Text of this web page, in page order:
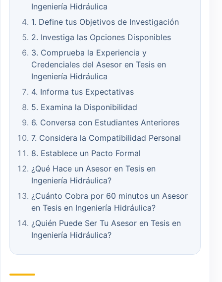
Ingeniería Hidráulica
1. Define tus Objetivos de Investigación
2. Investiga las Opciones Disponibles
3. Comprueba la Experiencia y
Credenciales del Asesor en Tesis en
Ingeniería Hidráulica
4. Informa tus Expectativas
5. Examina la Disponibilidad
6. Conversa con Estudiantes Anteriores
7. Considera la Compatibilidad Personal
8. Establece un Pacto Formal
¿Qué Hace un Asesor en Tesis en
Ingeniería Hidráulica?
¿Cuánto Cobra por 60 minutos un Asesor
en Tesis en Ingeniería Hidráulica?
¿Quién Puede Ser Tu Asesor en Tesis en
Ingeniería Hidráulica?